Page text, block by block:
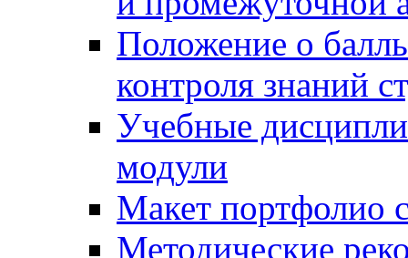
Положение о
контроля знаний
Учебные
модули
Макет портфолио
Методические